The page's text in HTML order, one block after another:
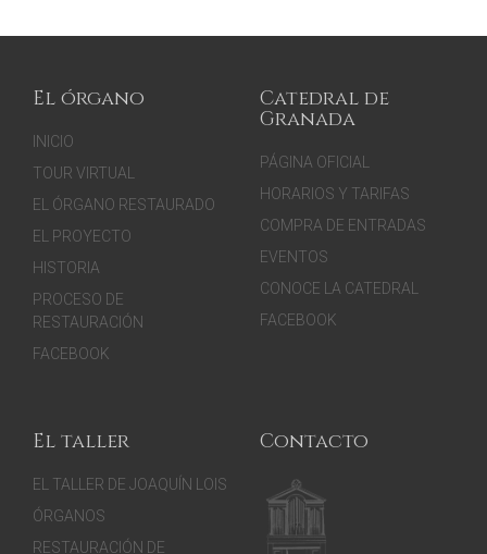
El órgano
INICIO
TOUR VIRTUAL
EL ÓRGANO RESTAURADO
EL PROYECTO
HISTORIA
PROCESO DE
RESTAURACIÓN
FACEBOOK
Catedral de
Granada
PÁGINA OFICIAL
HORARIOS Y TARIFAS
COMPRA DE ENTRADAS
EVENTOS
CONOCE LA CATEDRAL
FACEBOOK
El taller
EL TALLER DE JOAQUÍN LOIS
ÓRGANOS
RESTAURACIÓN DE
Contacto